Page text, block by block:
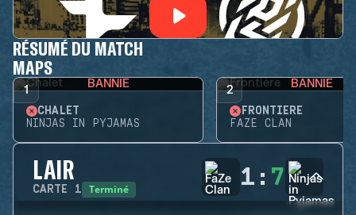
RÉSUMÉ DU MATCH
MAPS
1 BANNIE
CHALET
NINJAS IN PYJAMAS
2 BANNIE
FRONTIÈRE
FAZE CLAN
LAIR
CARTE 1 Terminé 1 : 7